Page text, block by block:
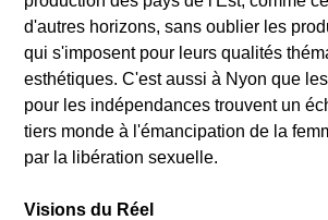
d'autres horizons, sans oublier les
qui s'imposent pour leurs qualités
esthétiques. C'est aussi à Nyon que
pour les indépendances trouvent un
tiers monde à l'émancipation de la
par la libération sexuelle.
Visions du Réel